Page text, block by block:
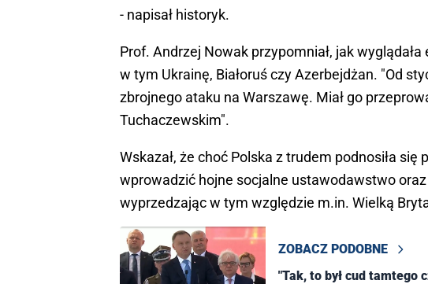
- napisał historyk.
Prof. Andrzej Nowak przypomniał, jak
w tym Ukrainę, Białoruś czy Azerbejdżan. "Od
zbrojnego ataku na Warszawę. Miał go
Tuchaczewskim".
Wskazał, że choć Polska z trudem podnosiła się
wprowadzić hojne socjalne ustawodawstwo
wyprzedzając w tym względzie m.in. Wielką
ZOBACZ PODOBNE
"Tak, to był cud tamtego